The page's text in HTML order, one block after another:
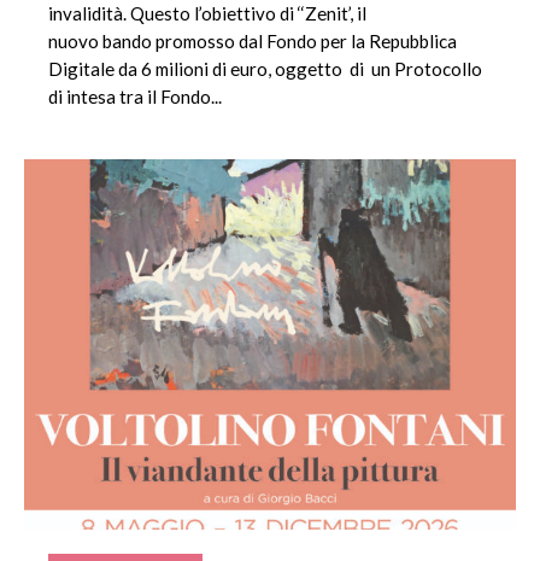
invalidità. Questo l’obiettivo di ‘‘Zenit’, il
nuovo bando promosso dal Fondo per la Repubblica
Digitale da 6 milioni di euro, oggetto di un Protocollo
di intesa tra il Fondo...